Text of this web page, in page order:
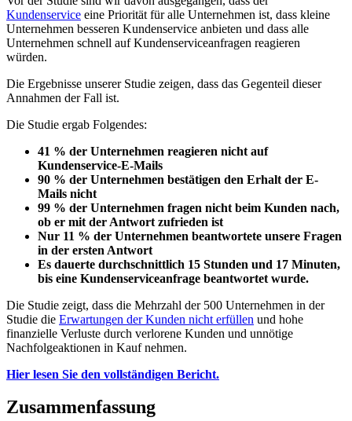
Kundenservice eine Priorität für alle Unternehmen ist, dass kleine
Unternehmen besseren Kundenservice anbieten und dass alle
Unternehmen schnell auf Kundenserviceanfragen reagieren
würden.
Die Ergebnisse unserer Studie zeigen, dass das Gegenteil dieser
Annahmen der Fall ist.
Die Studie ergab Folgendes:
41 % der Unternehmen reagieren nicht auf
Kundenservice-E-Mails
90 % der Unternehmen bestätigen den Erhalt der E-
Mails nicht
99 % der Unternehmen fragen nicht beim Kunden nach,
ob er mit der Antwort zufrieden ist
Nur 11 % der Unternehmen beantwortete unsere Fragen
in der ersten Antwort
Es dauerte durchschnittlich 15 Stunden und 17 Minuten,
bis eine Kundenserviceanfrage beantwortet wurde.
Die Studie zeigt, dass die Mehrzahl der 500 Unternehmen in der
Studie die Erwartungen der Kunden nicht erfüllen und hohe
finanzielle Verluste durch verlorene Kunden und unnötige
Nachfolgeaktionen in Kauf nehmen.
Hier lesen Sie den vollständigen Bericht.
Zusammenfassung